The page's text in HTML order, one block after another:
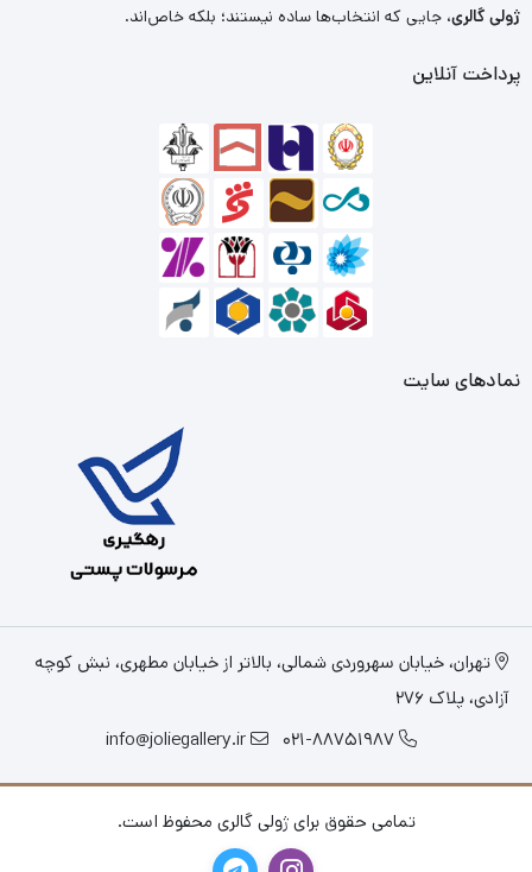
ژولی گالری، جایی که انتخاب‌ها ساده نیستند؛ بلکه خاص‌اند.
پرداخت آنلاین
نمادهای سایت
تهران، خیابان سهروردی شمالی، بالاتر از خیابان مطهری، نبش کوچه
آزادی، پلاک 276
021-88751987
info@joliegallery.ir
تمامی حقوق برای ژولی گالری محفوظ است.